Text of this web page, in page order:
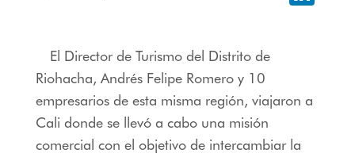
El Director de Turismo del Distrito de
Riohacha, Andrés Felipe Romero y 10
empresarios de esta misma región, viajaron a
Cali donde se llevó a cabo una misión
comercial con el objetivo de intercambiar la